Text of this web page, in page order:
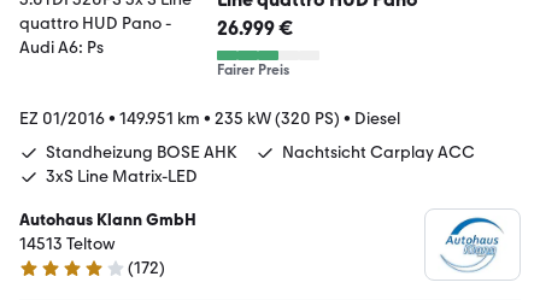
26.999 €
Fairer Preis
EZ 01/2016• 149.951 km • 235 kW (320 PS) • Diesel
Standheizung BOSE AHK
Nachtsicht Carplay ACC
3xS Line Matrix-LED
Autohaus Klann GmbH
14513 Teltow
4 Sterne
(172)